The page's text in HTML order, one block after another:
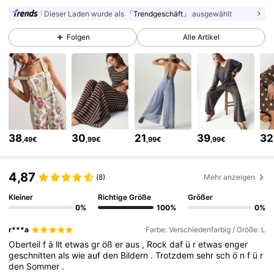
4,80
1.3M Follower
4,80 1.3M Follower
1.3M Follower
Dieser Laden wurde als 「Trendgeschäft」 ausgewählt
Folgen Alle Artikel
38,49€ 30,99€ 21,99€ 39,99€ 32
4,87 (8) Mehr anzeigen
Kleiner
0%
Richtige Größe
100%
Größer
0%
r***a Farbe: Verschiedenfarbig / Größe: L
Oberteilfä lltetwasgrößeraus , Rockdaf ü retwasenger
geschnittenalswieaufden Bildern .Trotzdemsehrschö nf ü r
den Sommer .